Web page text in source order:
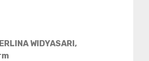
WIDYASARI,